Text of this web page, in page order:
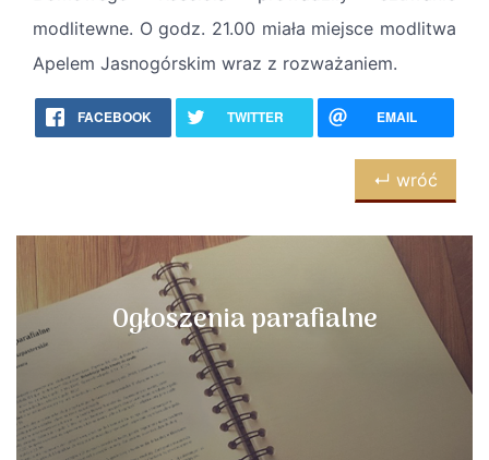
modlitewne. O godz. 21.00 miała miejsce modlitwa
Apelem Jasnogórskim wraz z rozważaniem.
FACEBOOK TWITTER EMAIL
↵ wróć
Ogłoszenia parafialne